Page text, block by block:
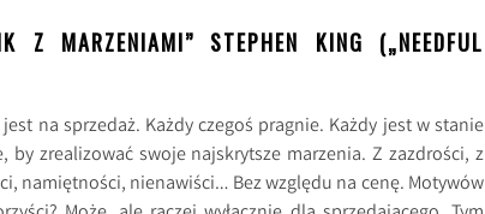
Z MARZENIAMI” STEPHEN KING („NEEDFUL
jest na sprzedaż. Każdy czegoś pragnie. Każdy jest w stanie
by zrealizować swoje najskrytsze marzenia. Z zazdrości, z
namiętności, nienawiści… Bez względu na cenę. Motywów